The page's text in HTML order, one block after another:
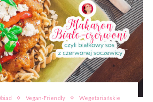
Vegan-Friendly Wegetariańskie